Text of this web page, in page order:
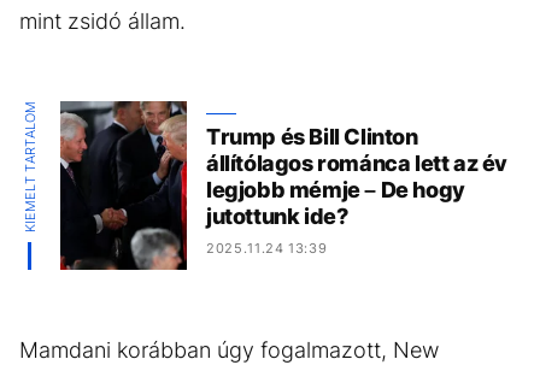
mint zsidó állam.
KIEMELT TARTALOM
Trump és Bill Clinton
állítólagos románca lett az év
legjobb mémje – De hogy
jutottunk ide?
2025.11.24 13:39
Mamdani korábban úgy fogalmazott, New